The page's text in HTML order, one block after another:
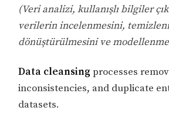
(Veri analizi, kullanışlı bilgiler
verilerin incelenmesini,
dönüştürülmesini ve
Data cleansingprocesses
inconsistencies, and duplicate
datasets.